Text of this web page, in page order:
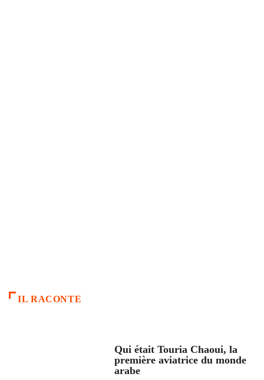
IL RACONTE
Qui était Touria Chaoui, la
première aviatrice du monde
arabe